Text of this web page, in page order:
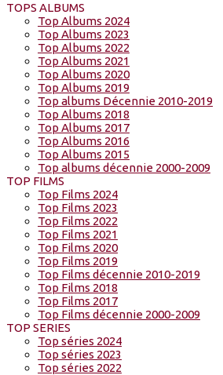
TOPS ALBUMS
Top Albums 2024
Top Albums 2023
Top Albums 2022
Top Albums 2021
Top Albums 2020
Top Albums 2019
Top albums Décennie 2010-2019
Top Albums 2018
Top Albums 2017
Top Albums 2016
Top Albums 2015
Top albums décennie 2000-2009
TOP FILMS
Top Films 2024
Top Films 2023
Top Films 2022
Top Films 2021
Top Films 2020
Top Films 2019
Top Films décennie 2010-2019
Top Films 2018
Top Films 2017
Top Films décennie 2000-2009
TOP SERIES
Top séries 2024
Top séries 2023
Top séries 2022